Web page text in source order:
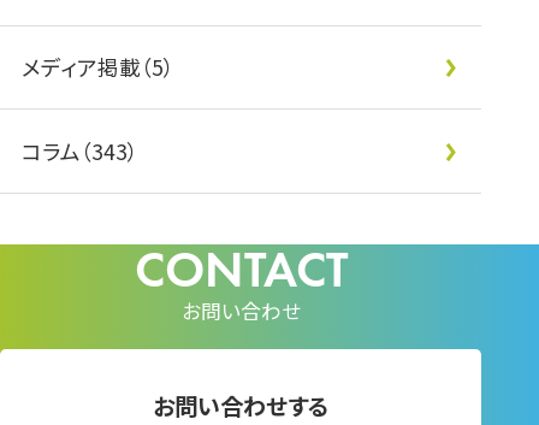
メディア掲載（5）
コラム（343）
お問い合わせ
お問い合わせする